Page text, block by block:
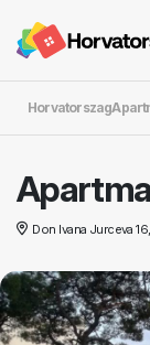
Don Ivana Jurceva